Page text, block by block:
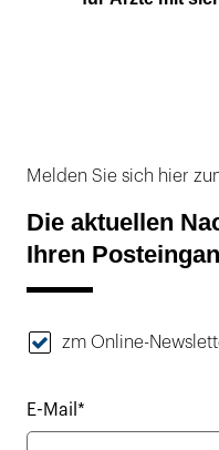
Melden Sie sich hier
Die aktuellen
Ihren
zm Online-
E-Mail*